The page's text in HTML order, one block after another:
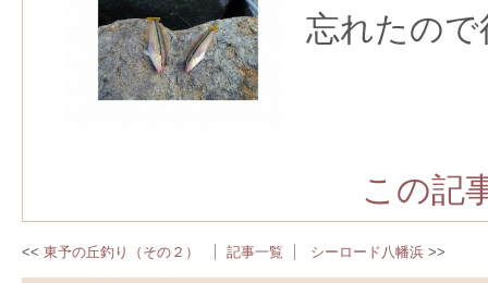
忘れたので
この記
東予の丘釣り（その２） 記事一覧 シーロード八幡浜